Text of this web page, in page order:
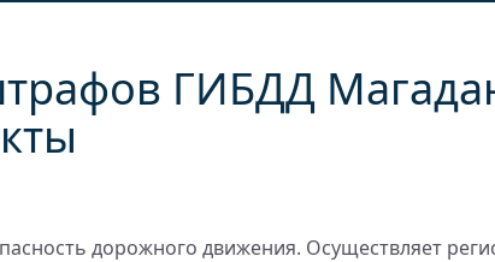
ГИБДД
дорожного движения. Осуществляет